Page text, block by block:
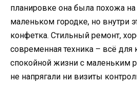
планировке она была похожа
маленьком городке, но внутри
конфетка. Стильный ремонт,
современная техника – всё для
спокойной жизни с маленьким
не напрягали ни визиты